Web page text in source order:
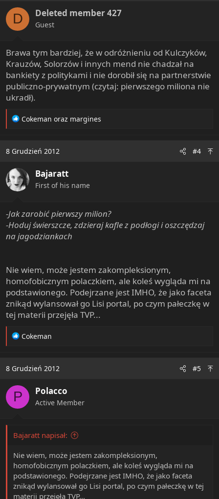
o
n
s
D Deleted member 427
Guest
Brawa tym bardziej, że w odróżnieniu od Kulczyków,
Krauzów, Solorzów i innych mend nie chadzał na
bankiety z politykami i nie dorobił się na partnerstwie
publiczno-prywatnym (czytaj: pierwszego miliona nie
ukradł).
R
t
o
n
s
Cokeman oraz margines
8 Grudzień 2012 #4
Bajaratt
First of his name
-Jak zarobić pierwszy milion?
-Hoduj świerszcze, zdzieraj kafle z podłogi i oszczędzaj
na jagodziankach
Nie wiem, może jestem zakompleksionym,
homofobicznym polaczkiem, ale koleś wygląda mi na
podstawionego. Podejrzane jest IMHO, że jako faceta
znikąd wylansował go Lisi portal, po czym pałeczkę w
tej materii przejęła TVP...
R
t
o
s
Cokeman
8 Grudzień 2012 #5
P Polacco
Active Member
Bajaratt napisał:
Nie wiem, może jestem zakompleksionym,
homofobicznym polaczkiem, ale koleś wygląda mi na
podstawionego. Podejrzane jest IMHO, że jako faceta
znikąd wylansował go Lisi portal, po czym pałeczkę w tej
materii przejęła TVP...